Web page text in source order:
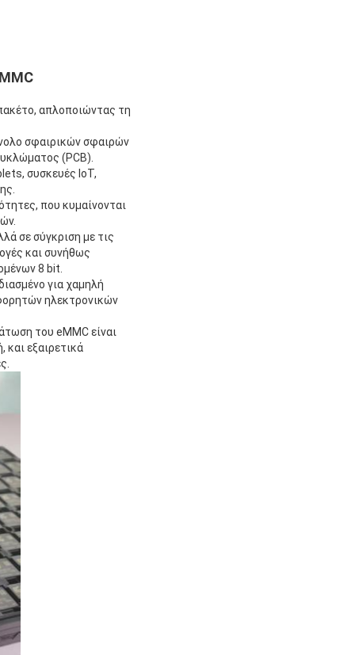
απλοποιώντας τη
σφαιρικών σφαιρών
(PCB).
συσκευές IoT,
που κυμαίνονται
σε σύγκριση με τις
και συνήθως
8 bit.
για χαμηλή
ηλεκτρονικών
του eMMC είναι
εξαιρετικά